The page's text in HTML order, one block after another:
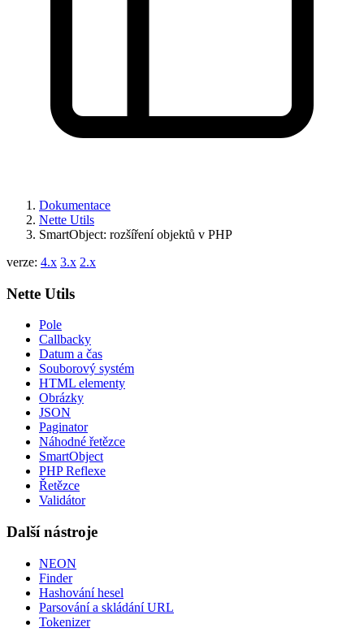
Dokumentace
Nette Utils
SmartObject: rozšíření objektů v PHP
verze: 4.x 3.x 2.x
Nette Utils
Pole
Callbacky
Datum a čas
Souborový systém
HTML elementy
Obrázky
JSON
Paginator
Náhodné řetězce
SmartObject
PHP Reflexe
Řetězce
Validátor
Další nástroje
NEON
Finder
Hashování hesel
Parsování a skládání URL
Tokenizer